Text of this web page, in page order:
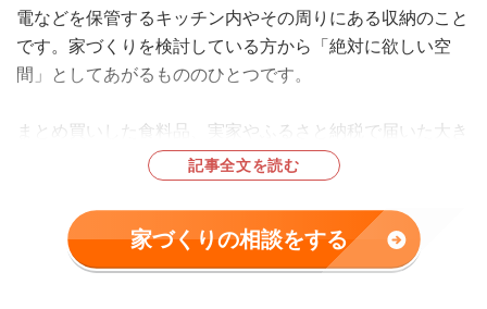
電などを保管するキッチン内やその周りにある収納のこと
です。家づくりを検討している方から「絶対に欲しい空
間」としてあがるもののひとつです。
まとめ買いした食料品、実家やふるさと納税で届いた大き
な米袋やストック食材を置いておくこともできるのでとっ
ることで、家事効率もアップします。
今回は、パントリーの形状についてご紹介します。宮城
記事全文を読む
家づくりの相談をする